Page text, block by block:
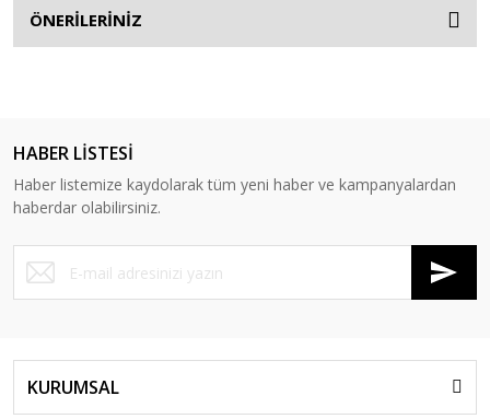
ÖNERİLERİNİZ
HABER LİSTESİ
Haber listemize kaydolarak tüm yeni haber ve kampanyalardan
haberdar olabilirsiniz.
KURUMSAL